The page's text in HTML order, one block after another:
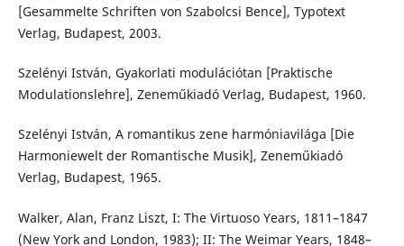
[Gesammelte Schriften von Szabolcsi Bence], Typotext
Verlag, Budapest, 2003.
Szelényi István, Gyakorlati modulációtan [Praktische
Modulationslehre], Zeneműkiadó Verlag, Budapest, 1960.
Szelényi István, A romantikus zene harmóniavilága [Die
Harmoniewelt der Romantische Musik], Zeneműkiadó
Verlag, Budapest, 1965.
Walker, Alan, Franz Liszt, I: The Virtuoso Years, 1811–1847
(New York and London, 1983); II: The Weimar Years, 1848–